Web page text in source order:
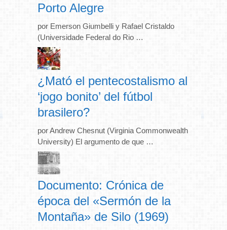
Porto Alegre
por Emerson Giumbelli y Rafael Cristaldo
(Universidade Federal do Rio …
¿Mató el pentecostalismo al
‘jogo bonito’ del fútbol
brasilero?
por Andrew Chesnut (Virginia Commonwealth
University) El argumento de que …
Documento: Crónica de
época del «Sermón de la
Montaña» de Silo (1969)